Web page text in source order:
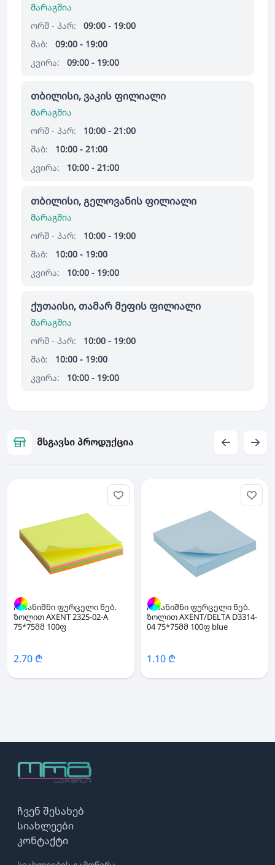
მარაგშია
ორშ - პარ:
09:00 - 19:00
შაბ:
09:00 - 19:00
კვირა:
09:00 - 19:00
თბილისი, ვაკის ფილიალი
მარაგშია
ორშ - პარ:
10:00 - 21:00
შაბ:
10:00 - 21:00
კვირა:
10:00 - 21:00
თბილისი, გელოვანის ფილიალი
მარაგშია
ორშ - პარ:
10:00 - 19:00
შაბ:
10:00 - 19:00
კვირა:
10:00 - 19:00
ქუთაისი, თამარ მეფის ფილიალი
მარაგშია
ორშ - პარ:
10:00 - 19:00
შაბ:
10:00 - 19:00
კვირა:
10:00 - 19:00
მსგავსი პროდუქცია
ჩასანიშნი ფურცელი წებ.
ზოლით AXENT 2325-02-A
75*75მმ 100ფ
2.70 ₾
ჩასანიშნი ფურცელი წებ.
ზოლით AXENT/DELTA D3314-
04 75*75მმ 100ფ blue
1.10 ₾
ჩვენ შესახებ
სიახლეები
კონტაქტი